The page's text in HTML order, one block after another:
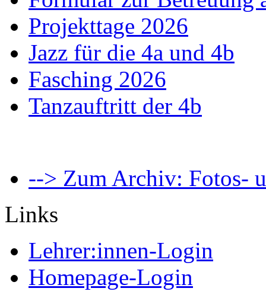
Projekttage 2026
Jazz für die 4a und 4b
Fasching 2026
Tanzauftritt der 4b
--> Zum Archiv: Fotos-
Links
Lehrer:innen-Login
Homepage-Login